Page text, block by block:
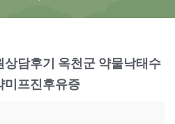
담후기 옥천군 약물낙태수
미프진후유증